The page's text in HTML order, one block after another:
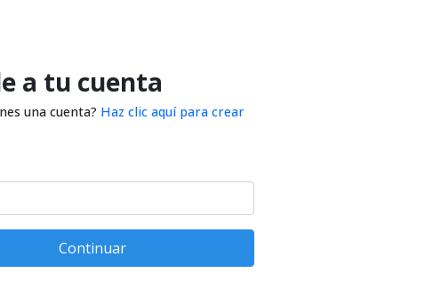
a tu cuenta
una cuenta? Haz clic aquí para crear
Continuar